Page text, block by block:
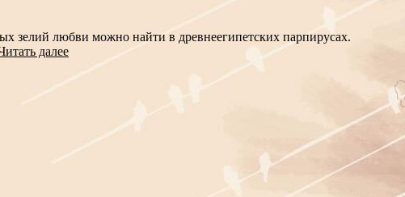
зелий любви можно найти в древнеегипетских парпирусах.
далее